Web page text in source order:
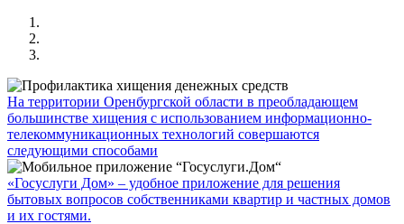
На территории Оренбургской области в преобладающем
большинстве хищения с использованием информационно-
телекоммуникационных технологий совершаются
следующими способами
«Госуслуги Дом» – удобное приложение для решения
бытовых вопросов собственниками квартир и частных домов
и их гостями.